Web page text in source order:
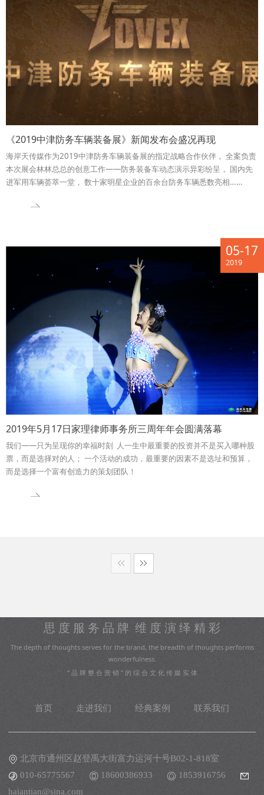
《2019中津防务车辆装备展》新闻发布会盛况再现
海岸天传媒作为2019中津防务车辆装备展的指定战略合作伙伴， 全案负责
本次展会林林总总的创意工作——防务装备车动态演示异彩纷呈， 国内先
进军用车辆荟萃一堂， 数十家明星企业的百余台防务车辆悉数亮相……
05-17
2019
2019年5月17日家理律师事务所三周年年会圆满落幕
我们——只为呈现你的幸福时刻 人一生中最重要的投资并不是买入哪种股
票，而是选择对的人； 一个活动的成功，最重要的因素不是选址和预算，
而是选择一个富有创造力的策划团队！
思 度 服 务 品 牌 维 度 演 绎 精 彩
The depth of thoughts serves for the brand, the breadth of thoughts performs
wonderfulness.
“ 品 牌 整 合 营 销 ” 的 综 合 文 化 传 媒 实 体
首页 走进我们 经典案例 联系我们
北京市通州区赵登禹大街富力运河十号B02-1-818室
010-65775567
18600386933
1853916756
haiantian@sina.com